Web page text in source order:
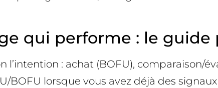
qui performe : le guide
: achat (BOFU), comparaison/
BOFU lorsque vous avez déjà des